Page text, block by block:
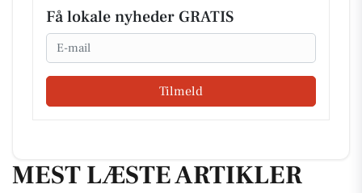
Få lokale nyheder GRATIS
Email
Tilmeld
MEST LÆSTE ARTIKLER